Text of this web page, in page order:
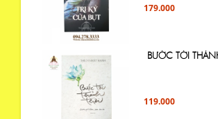
179.000
BƯỚC TỚI
119.000